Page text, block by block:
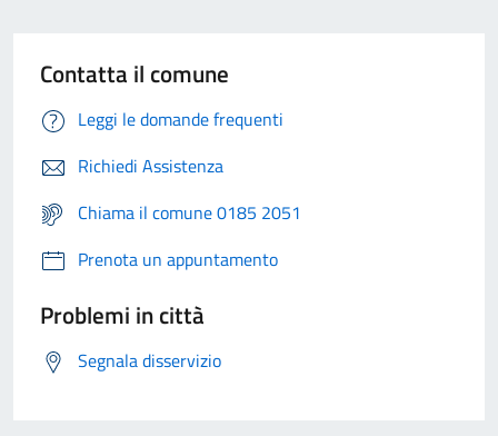
Contatta il comune
Leggi le domande frequenti
Richiedi Assistenza
Chiama il comune 0185 2051
Prenota un appuntamento
Problemi in città
Segnala disservizio